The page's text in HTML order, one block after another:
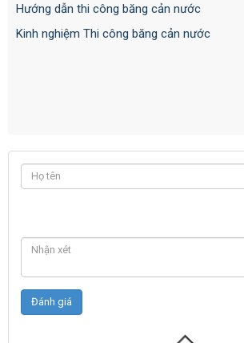
Hướng dẫn thi công băng cản nước
Kinh nghiệm Thi công băng cản nước